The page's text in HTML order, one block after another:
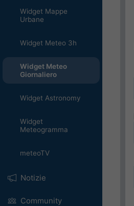
Widget Mappe
Urbane
Widget Meteo 3h
Widget Meteo
Giornaliero
Widget Astronomy
Widget
Meteogramma
meteoTV
Notizie
Community